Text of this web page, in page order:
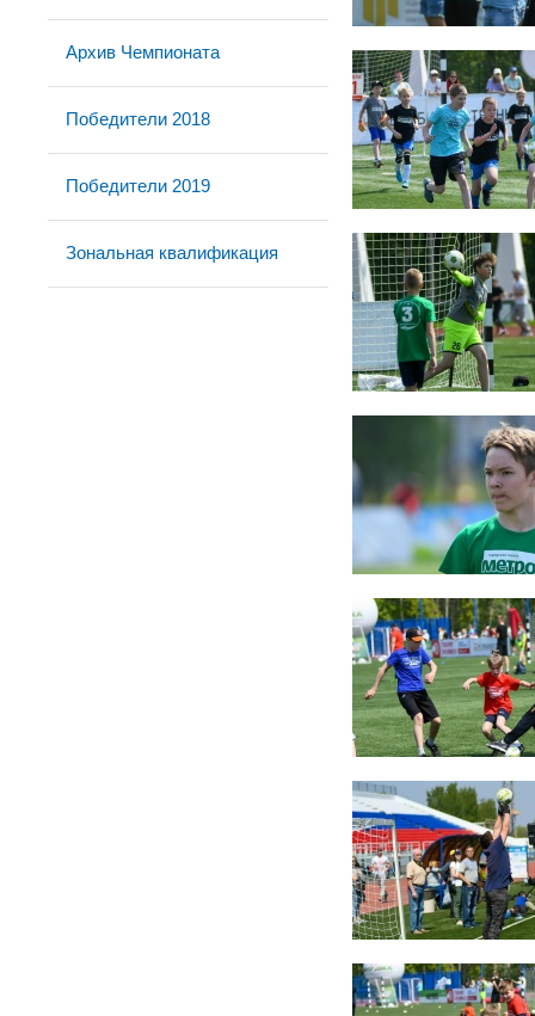
Архив Чемпионата
Победители 2018
Победители 2019
Зональная квалификация